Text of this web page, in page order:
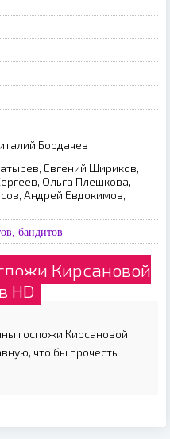
Бордачев
Евгений Шириков,
Ольга Плешкова,
Андрей Евдокимов,
бандитов
Кирсановой
HD
госпожи Кирсановой
что бы прочесть